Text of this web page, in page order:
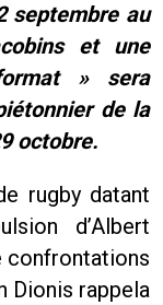
septembre au
et une
» sera
de la
octobre.
rugby datant
d’Albert
confrontations
Dionis rappela